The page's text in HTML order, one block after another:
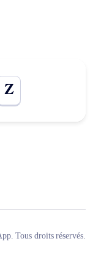
Z
Tous droits réservés.